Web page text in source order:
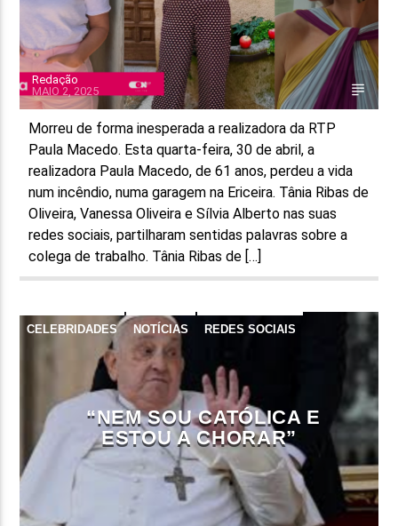
Redação
MAIO 2, 2025
Morreu de forma inesperada a realizadora da RTP
Paula Macedo. Esta quarta-feira, 30 de abril, a
realizadora Paula Macedo, de 61 anos, perdeu a vida
num incêndio, numa garagem na Ericeira. Tânia Ribas de
Oliveira, Vanessa Oliveira e Sílvia Alberto nas suas
redes sociais, partilharam sentidas palavras sobre a
colega de trabalho. Tânia Ribas de […]
CELEBRIDADES NOTÍCIAS REDES SOCIAIS
“NEM SOU CATÓLICA E
ESTOU A CHORAR”